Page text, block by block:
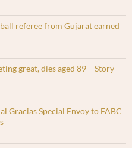
referee from Gujarat earned
great, dies aged 89 – Story
Gracias Special Envoy to FABC